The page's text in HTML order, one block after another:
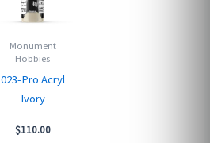
Monument
Hobbies
023-Pro Acryl
Ivory
$110.00